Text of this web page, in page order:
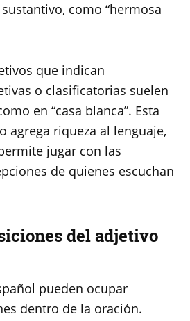
como “hermosa
que indican
o clasificatorias suelen
en “casa blanca”. Esta
agrega riqueza al lenguaje,
jugar con las
de quienes escuchan
del adjetivo
pueden ocupar
dentro de la oración.